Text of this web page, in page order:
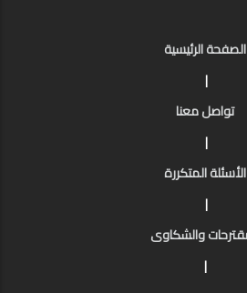
الصفحة الرئيسية
|
تواصل معنا
|
الأسئلة المتكررة
|
والشكاوى
|